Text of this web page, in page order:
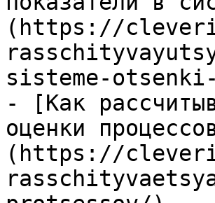
(https://
sisteme-
- [Как
оценки
(https://